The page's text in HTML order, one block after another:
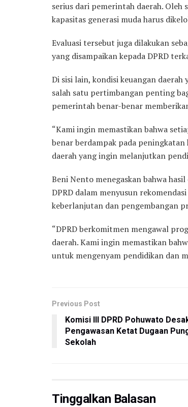
serius dari pemerintah daerah.
kapasitas generasi muda harus
Evaluasi tersebut juga dilakukan
yang disampaikan kepada DPRD
Di sisi lain, kondisi keuangan
salah satu pertimbangan penting
pemerintah benar-benar
“Kami ingin memastikan bahwa
benar berdampak pada
daerah yang ingin melanjutkan
Beni Nento menegaskan bahwa
DPRD dalam menyusun
keberlanjutan dan pengembangan
“DPRD berkomitmen mengawal
daerah. Kami ingin memastikan
untuk mengenyam pendidikan dan
Previous Post
Komisi III DPRD Pohuwato
Pengawasan Ketat Dugaan
Sekolah
Tinggalkan Balasan